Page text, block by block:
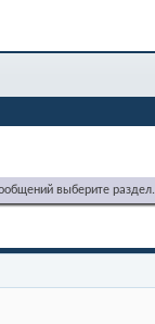
выберите раздел.